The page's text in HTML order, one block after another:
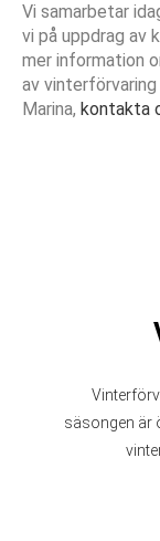
Vi samarbetar
vi på uppdrag av
mer information
av vinterförvaring
Marina, kontakta
säsongen är